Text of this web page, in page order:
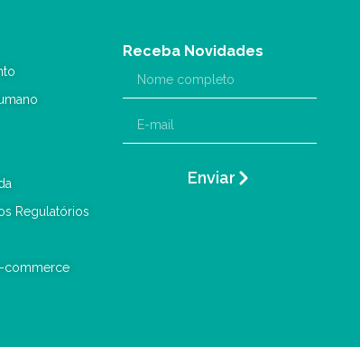
Regulatórios
commerce
Receba Novidades
Enviar